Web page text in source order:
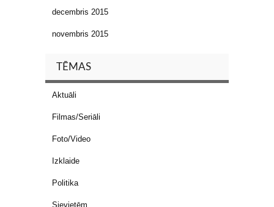
decembris 2015
novembris 2015
TĒMAS
Aktuāli
Filmas/Seriāli
Foto/Video
Izklaide
Politika
Sievietēm